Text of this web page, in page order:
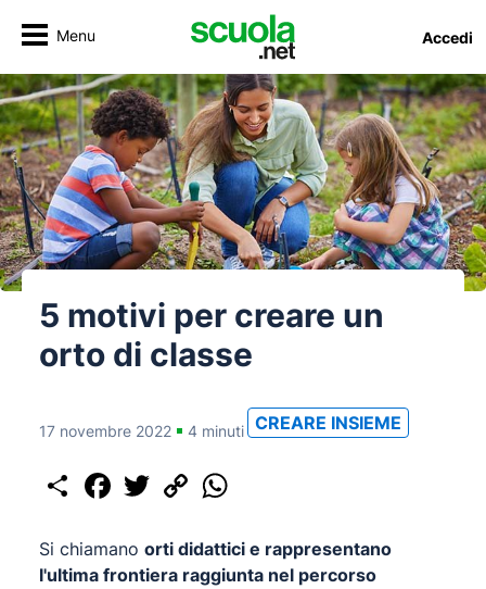
Menu Accedi
5 motivi per creare un
orto di classe
17 novembre 2022 4 minuti CREARE INSIEME
Share Facebook
Twitter Copy
Link
Si chiamano orti didattici e rappresentano
l'ultima frontiera raggiunta nel percorso